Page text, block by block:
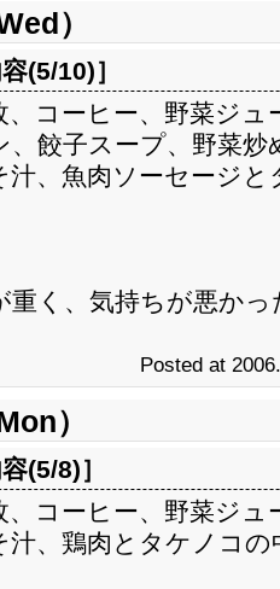
）
(5/10)］
、コーヒー、野菜ジュ
、餃子スープ、野菜炒
汁、魚肉ソーセージ
重く、気持ちが悪かっ
Posted at
）
(5/8)］
、コーヒー、野菜ジュ
汁、鶏肉とタケノコ